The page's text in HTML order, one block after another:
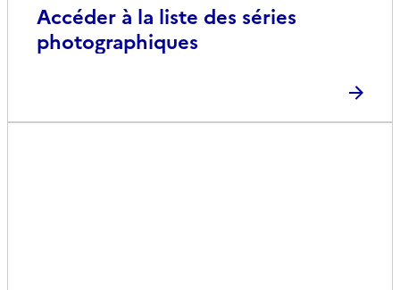
Accéder à la liste des séries
photographiques